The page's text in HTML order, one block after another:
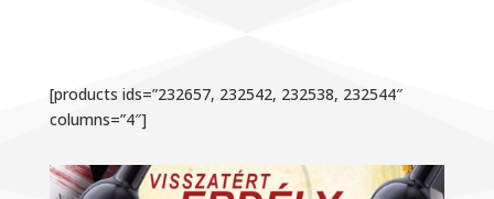
[products ids=”232657, 232542, 232538, 232544″
columns=”4″]